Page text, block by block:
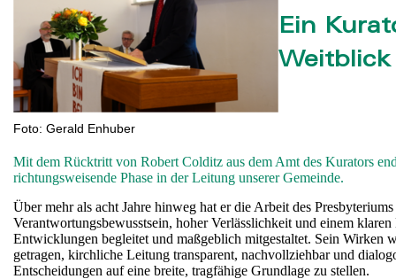
Foto: Gerald Enhuber
Ein
Weitblick
Mit dem Rücktritt von Robert Colditz aus dem Amt des Kurators
richtungsweisende Phase in der Leitung unserer Gemeinde.
Über mehr als acht Jahre hinweg hat er die Arbeit des
Verantwortungsbewusstsein, hoher Verlässlichkeit und einem
Entwicklungen begleitet und maßgeblich mitgestaltet. Sein Wirken
getragen, kirchliche Leitung transparent, nachvollziehbar und
Entscheidungen auf eine breite, tragfähige Grundlage zu stellen.